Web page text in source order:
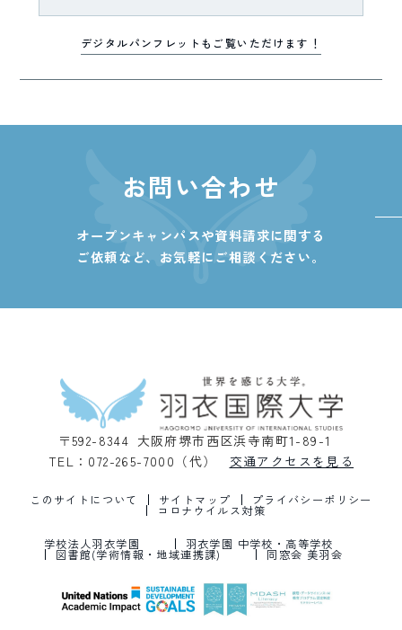
デジタルパンフレットもご覧いただけます！
お問い合わせ
オープンキャンパスや資料請求に関する
ご依頼など、 お気軽にご相談ください。
〒592-8344 大阪府堺市西区浜寺南町1-89-1
TEL：072-265-7000（代）
交通アクセスを見る
このサイトについて サイトマップ プライバシーポリシー
コロナウイルス対策
学校法人羽衣学園 羽衣学園 中学校・高等学校
図書館(学術情報・地域連携課) 同窓会 美羽会